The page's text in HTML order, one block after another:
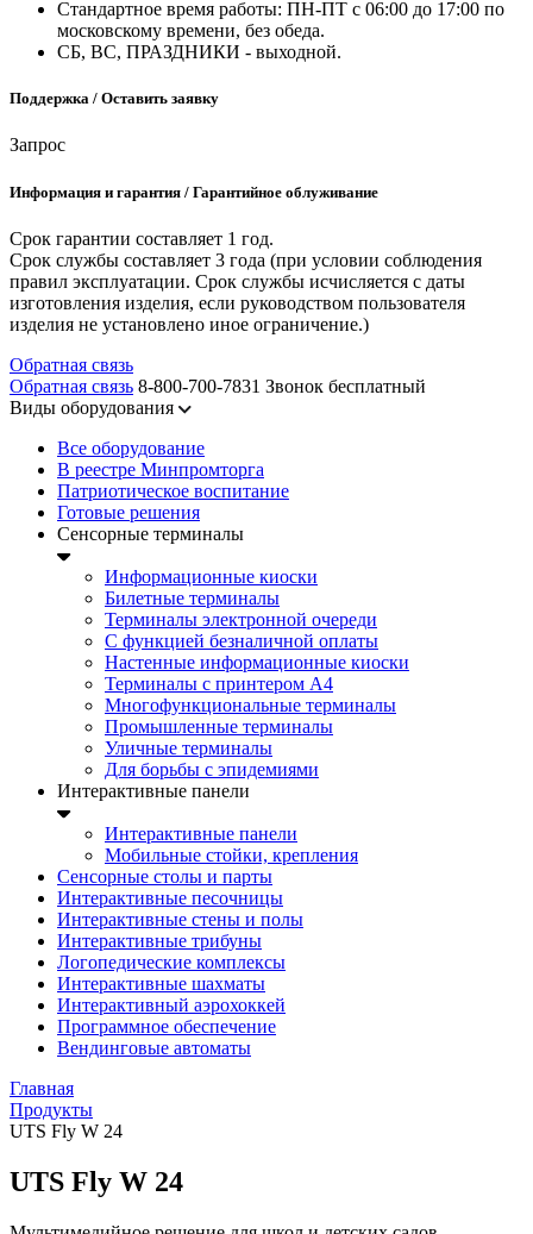
Стандартное время работы: ПН-ПТ с 06:00 до 17:00 по
московскому времени, без обеда.
СБ, ВС, ПРАЗДНИКИ - выходной.
Поддержка / Оставить заявку
Запрос
Информация и гарантия / Гарантийное облуживание
Срок гарантии составляет 1 год.
Срок службы составляет 3 года (при условии соблюдения
правил эксплуатации. Срок службы исчисляется с даты
изготовления изделия, если руководством пользователя
изделия не установлено иное ограничение.)
Обратная связь
Обратная связь 8-800-700-7831 Звонок бесплатный
Виды оборудования
Все оборудование
В реестре Минпромторга
Патриотическое воспитание
Готовые решения
Сенсорные терминалы
Информационные киоски
Билетные терминалы
Терминалы электронной очереди
C функцией безналичной оплаты
Настенные информационные киоски
Терминалы с принтером А4
Многофункциональные терминалы
Промышленные терминалы
Уличные терминалы
Для борьбы с эпидемиями
Интерактивные панели
Интерактивные панели
Мобильные стойки, крепления
Сенсорные столы и парты
Интерактивные песочницы
Интерактивные стены и полы
Интерактивные трибуны
Логопедические комплексы
Интерактивные шахматы
Интерактивный аэрохоккей
Программное обеспечение
Вендинговые автоматы
Главная
Продукты
UTS Fly W 24
UTS Fly W 24